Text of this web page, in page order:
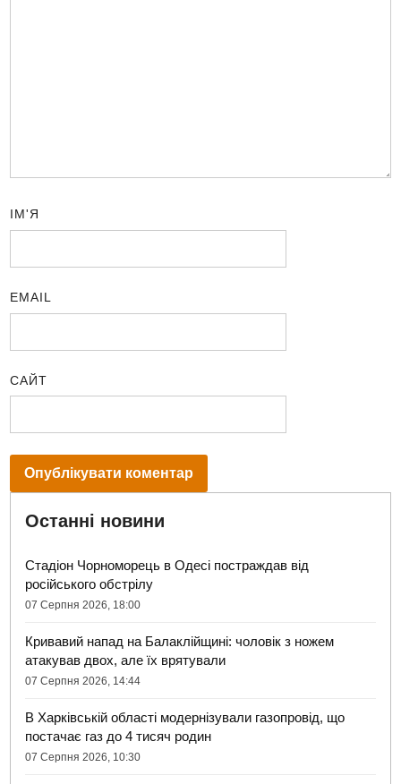
ІМ'Я
EMAIL
САЙТ
Останні новини
Стадіон Чорноморець в Одесі постраждав від
російського обстрілу
07 Серпня 2026, 18:00
Кривавий напад на Балаклійщині: чоловік з ножем
атакував двох, але їх врятували
07 Серпня 2026, 14:44
В Харківській області модернізували газопровід, що
постачає газ до 4 тисяч родин
07 Серпня 2026, 10:30